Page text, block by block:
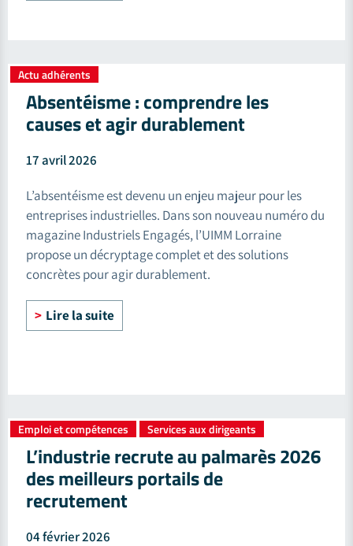
Actu adhérents
Absentéisme : comprendre les
causes et agir durablement
17 avril 2026
L’absentéisme est devenu un enjeu majeur pour les
entreprises industrielles. Dans son nouveau numéro du
magazine Industriels Engagés, l’UIMM Lorraine
propose un décryptage complet et des solutions
concrètes pour agir durablement.
Lire la suite
Emploi et compétences Services aux dirigeants
L’industrie recrute au palmarès 2026
des meilleurs portails de
recrutement
04 février 2026